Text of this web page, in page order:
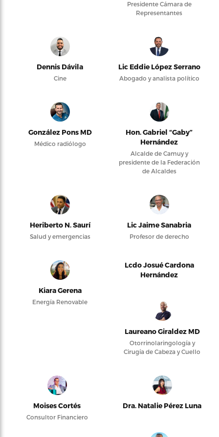
Presidente Cámara de
Representantes
Dennis Dávila
Cine
Lic Eddie López Serrano
Abogado y analista político
González Pons MD
Médico radiólogo
Hon. Gabriel “Gaby”
Hernández
Alcalde de Camuy y
presidente de la Federación
de Alcaldes
Heriberto N. Saurí
Salud y emergencias
Lic Jaime Sanabria
Profesor de derecho
Kiara Gerena
Energía Renovable
Lcdo Josué Cardona
Hernández
Laureano Giraldez MD
Otorrinolaringología y
Cirugía de Cabeza y Cuello
Moises Cortés
Consultor Financiero
Dra. Natalie Pérez Luna